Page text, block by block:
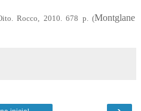
Rocco, 2010. 678 p. (Montglane